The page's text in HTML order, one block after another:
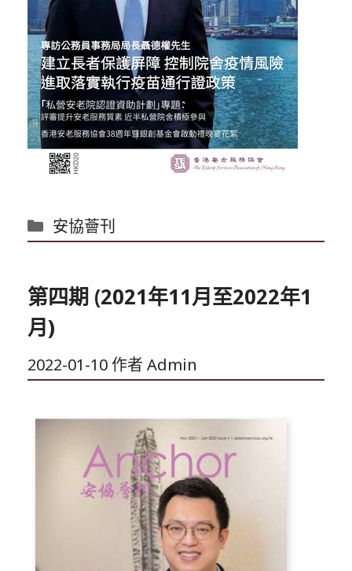
分
類
安協薈刊
第四期 (2021年11月至2022年1
月)
2022-01-10 作者 Admin